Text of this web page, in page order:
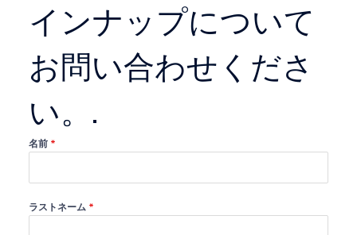
インナップについて
お問い合わせくださ
い。.
名前 *
ラストネーム *